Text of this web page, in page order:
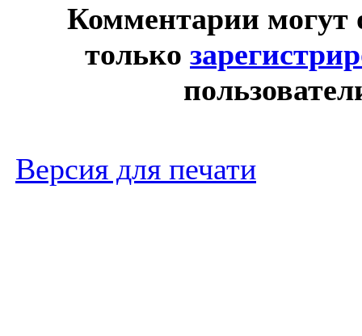
Комментарии могут
только
Версия для печати